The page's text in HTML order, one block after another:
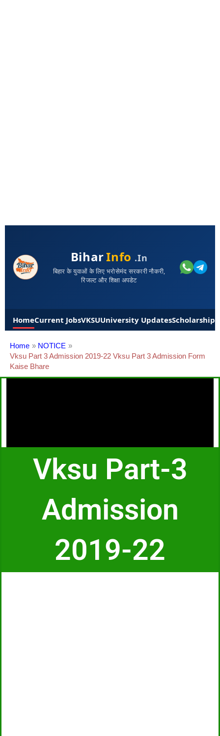
BiharInfo .in
बिहार के युवाओं के लिए भरोसेमंद सरकारी नौकरी,
रिजल्ट और शिक्षा अपडेट
HomeCurrent JobsVKSUUniversity UpdatesScholarships
Home
NOTICE
Vksu Part 3 Admission 2019-22 Vksu Part 3 Admission Form
Kaise Bhare
Vksu Part-3
Admission
2019-22